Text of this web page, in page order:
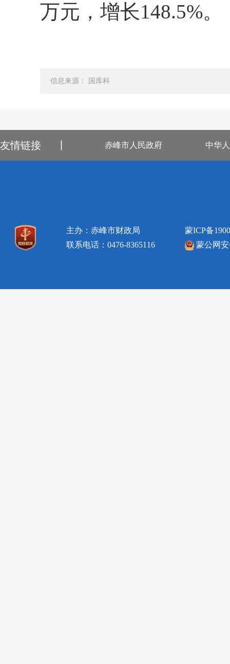
万元，增长148.5%。
信息来源： 国库科
友情链接 赤峰市人民政府 中华
主办：赤峰市财政局
联系电话：0476-8365116
蒙ICP备
蒙公网安